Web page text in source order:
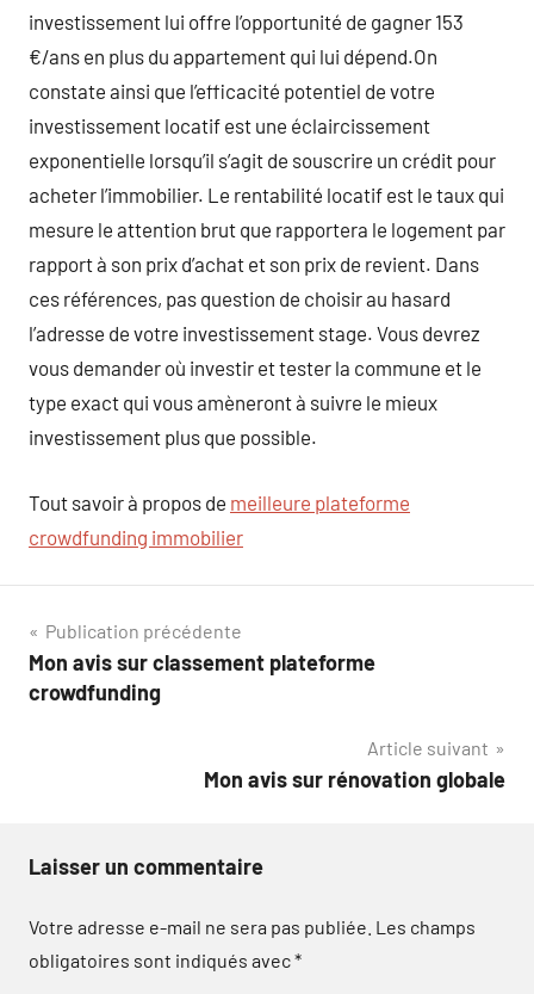
investissement lui offre l’opportunité de gagner 153
€/ans en plus du appartement qui lui dépend.On
constate ainsi que l’efficacité potentiel de votre
investissement locatif est une éclaircissement
exponentielle lorsqu’il s’agit de souscrire un crédit pour
acheter l’immobilier. Le rentabilité locatif est le taux qui
mesure le attention brut que rapportera le logement par
rapport à son prix d’achat et son prix de revient. Dans
ces références, pas question de choisir au hasard
l’adresse de votre investissement stage. Vous devrez
vous demander où investir et tester la commune et le
type exact qui vous amèneront à suivre le mieux
investissement plus que possible.
Tout savoir à propos de meilleure plateforme
crowdfunding immobilier
Navigation
de
Publication précédente
Mon avis sur classement plateforme
crowdfunding
Article suivant
Mon avis sur rénovation globale
Laisser un commentaire
Votre adresse e-mail ne sera pas publiée. Les champs
obligatoires sont indiqués avec*